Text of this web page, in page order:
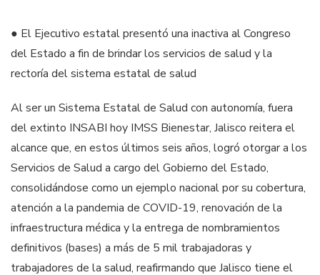
● El Ejecutivo estatal presentó una inactiva al Congreso
del Estado a fin de brindar los servicios de salud y la
rectoría del sistema estatal de salud
Al ser un Sistema Estatal de Salud con autonomía, fuera
del extinto INSABI hoy IMSS Bienestar, Jalisco reitera el
alcance que, en estos últimos seis años, logró otorgar a los
Servicios de Salud a cargo del Gobierno del Estado,
consolidándose como un ejemplo nacional por su cobertura,
atención a la pandemia de COVID-19, renovación de la
infraestructura médica y la entrega de nombramientos
definitivos (bases) a más de 5 mil trabajadoras y
trabajadores de la salud, reafirmando que Jalisco tiene el